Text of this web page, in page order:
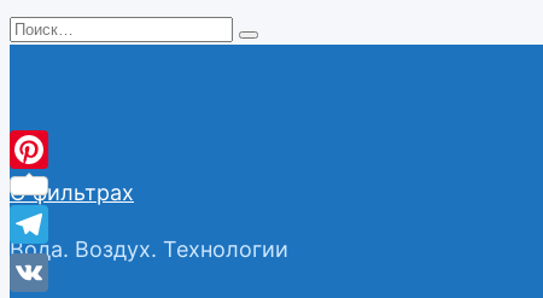
Перейти
Search
О фильтрах
Вода. Воздух. Технологии
Pinterest
Telegram